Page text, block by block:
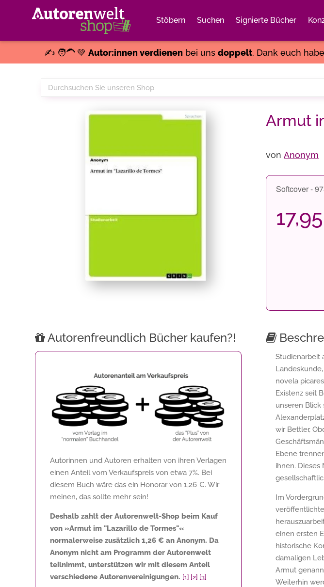
Stöbern Suchen Signierte Bücher
✍️ 🧑‍🦱 💚 Autor:innen verdienenbei uns doppelt. Dank euch
Durchsuchen
Sie
Armut
von Anonym
Softcover -
Autorenfreundlich Bücher kaufen?!
Autorinnen und Autoren erhalten von ihren Verlagen
einen Anteil vom Verkaufspreis von etwa 7%. Bei
diesem Buch wäre das ein Honorar von 1,26 €. Wir
meinen, das sollte mehr sein!
Deshalb zahlt der Autorenwelt-Shop beim Kauf
von »Armut im "Lazarillo de Tormes"«
normalerweise zusätzlich 1,26 € an Anonym. Da
Anonym nicht am Programm der Autorenwelt
teilnimmt, unterstützen wir mit diesem Anteil
verschiedene Autorenvereinigungen. [1] [2] [3]
Studienarbeit
novela
Existenz seit
unseren Blick
wir Bettler,
Ebene
ihnen.
Im
einen ersten
historische
damaligen
Armut
Weiterhin